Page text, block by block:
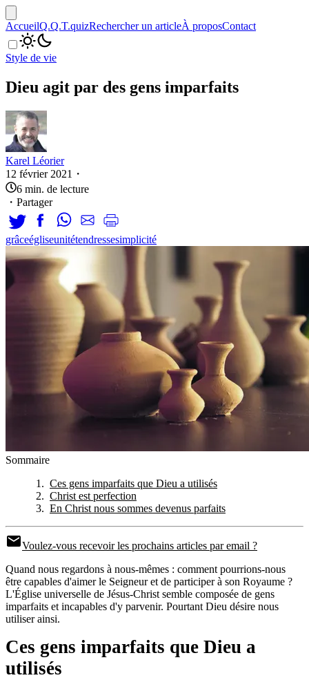
AccueilQ.Q.T.quizRechercher un articleÀ proposContact
Style de vie
Dieu agit par des gens imparfaits
Karel Léorier
12 février 2021 ・
6 min. de lecture
・ Partager
grâceégliseunitétendressesimplicité
Sommaire
Ces gens imparfaits que Dieu a utilisés
Christ est perfection
En Christ nous sommes devenus parfaits
Voulez-vous recevoir les prochains articles par email ?
Quand nous regardons à nous-mêmes : comment pourrions-nous
être capables d'aimer le Seigneur et de participer à son Royaume ?
L'Église universelle de Jésus-Christ semble composée de gens
imparfaits et incapables d'y parvenir. Pourtant Dieu désire nous
utiliser ainsi.
Ces gens imparfaits que Dieu a
utilisés